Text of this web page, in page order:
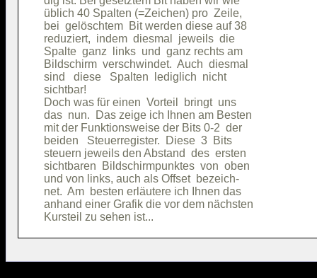
üblich 40 Spalten (=Zeichen) pro  Zeile,
bei  gelöschtem  Bit werden diese auf 38
reduziert,  indem  diesmal  jeweils  die
Spalte  ganz  links  und  ganz rechts am
Bildschirm  verschwindet.  Auch  diesmal
sind   diese   Spalten  lediglich  nicht
sichtbar!
Doch was für einen  Vorteil  bringt  uns
das  nun.  Das zeige ich Ihnen am Besten
mit der Funktionsweise der Bits 0-2  der
beiden   Steuerregister.  Diese  3  Bits
steuern jeweils den Abstand  des  ersten
sichtbaren  Bildschirmpunktes  von  oben
und von links, auch als Offset  bezeich-
net.  Am  besten erläutere ich Ihnen das
anhand einer Grafik die vor dem nächsten